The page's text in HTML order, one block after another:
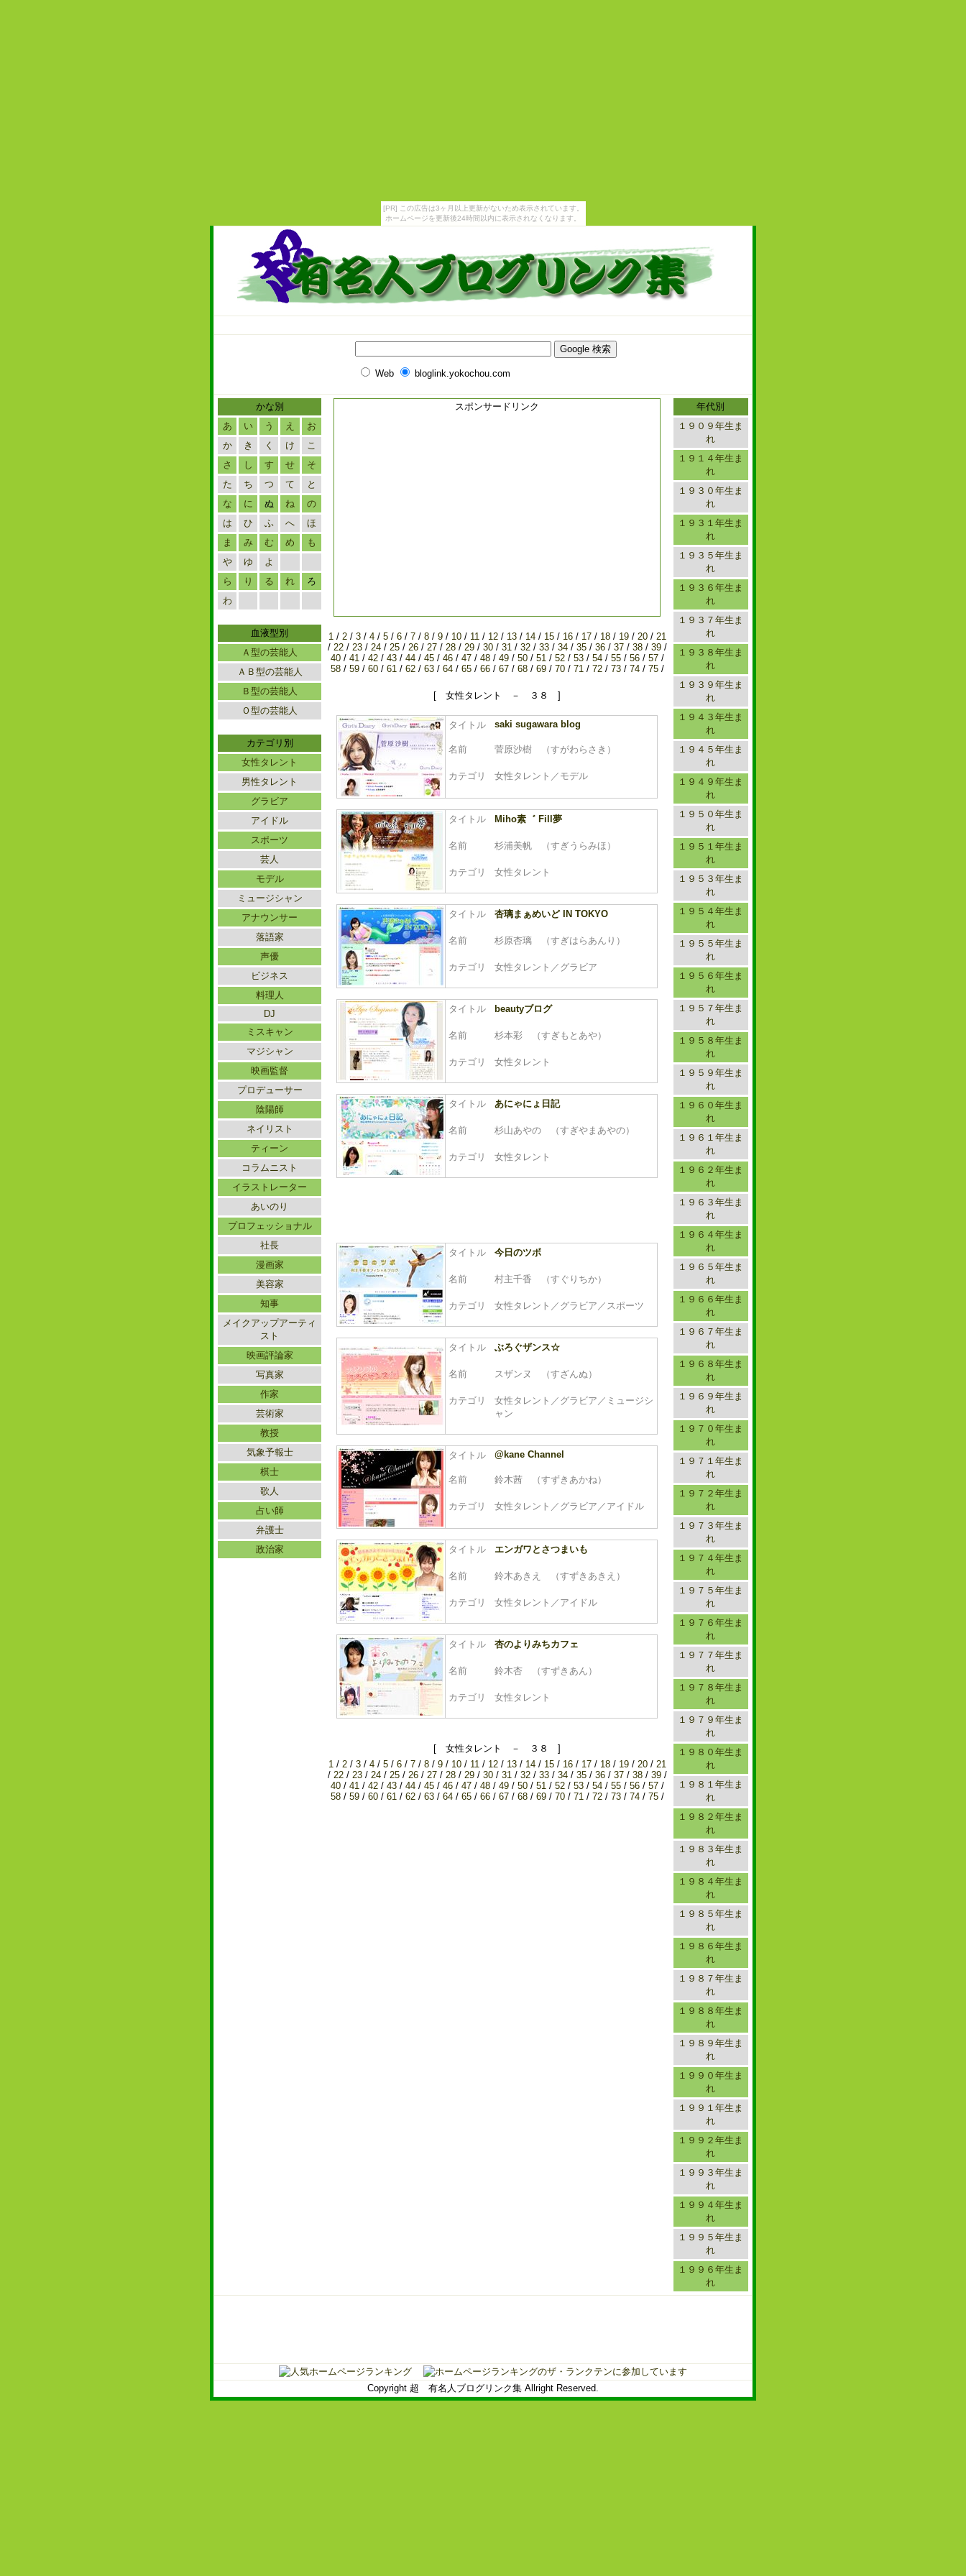
[PR] この広告は3ヶ月以上更新がないため表示されています。
ホームページを更新後24時間以内に表示されなくなります。
Web bloglink.yokochou.com
かな別
あ
い う え
お
か
き く け
こ
さ
し す せ
そ
た
ち つ て
と
な
に ぬ ね
の
は
ひ ふ へ
ほ
ま
み む め
も
や
ゆ
よ
ら
り る れ
ろ
わ
血液型別
Ａ型の芸能人
ＡＢ型の芸能人
Ｂ型の芸能人
Ｏ型の芸能人
カテゴリ別
女性タレント
男性タレント
グラビア
アイドル
スポーツ
芸人
モデル
ミュージシャン
アナウンサー
落語家
声優
ビジネス
料理人
DJ
ミスキャン
マジシャン
映画監督
プロデューサー
陰陽師
ネイリスト
ティーン
コラムニスト
イラストレーター
あいのり
プロフェッショナル
社長
漫画家
美容家
知事
メイクアップアーティ
スト
映画評論家
写真家
作家
芸術家
教授
気象予報士
棋士
歌人
占い師
弁護士
政治家
スポンサードリンク
1/ 2/ 3/ 4/ 5/ 6/ 7/ 8/ 9/ 10/ 11/ 12/ 13/ 14/ 15/ 16/ 17/ 18/ 19/ 20/ 21
/ 22/ 23/ 24/ 25/ 26/ 27/ 28/ 29/ 30/ 31/ 32/ 33/ 34/ 35/ 36/ 37/ 38/ 39/
40/ 41/ 42/ 43/ 44/ 45/ 46/ 47/ 48/ 49/ 50/ 51/ 52/ 53/ 54/ 55/ 56/ 57/
58/ 59/ 60/ 61/ 62/ 63/ 64/ 65/ 66/ 67/ 68/ 69/ 70/ 71/ 72/ 73/ 74/ 75/
[ 女性タレント － ３８ ]
タイトル saki sugawara blog
名前 菅原沙樹 （すがわらさき）
カテゴリ 女性タレント／モデル
タイトル Miho素゛ Fill夢
名前 杉浦美帆 （すぎうらみほ）
カテゴリ 女性タレント
タイトル 杏璃まぁめいど IN TOKYO
名前 杉原杏璃 （すぎはらあんり）
カテゴリ 女性タレント／グラビア
タイトル beautyブログ
名前 杉本彩 （すぎもとあや）
カテゴリ 女性タレント
タイトル あにゃにょ日記
名前 杉山あやの （すぎやまあやの）
カテゴリ 女性タレント
タイトル 今日のツボ
名前 村主千香 （すぐりちか）
カテゴリ 女性タレント／グラビア／スポーツ
タイトル ぶろぐザンス☆
名前 スザンヌ （すざんぬ）
カテゴリ
女性タレント／グラビア／ミュージシ
ャン
タイトル @kane Channel
名前 鈴木茜 （すずきあかね）
カテゴリ 女性タレント／グラビア／アイドル
タイトル エンガワとさつまいも
名前 鈴木あきえ （すずきあきえ）
カテゴリ 女性タレント／アイドル
タイトル 杏のよりみちカフェ
名前 鈴木杏 （すずきあん）
カテゴリ 女性タレント
[ 女性タレント － ３８ ]
1/ 2/ 3/ 4/ 5/ 6/ 7/ 8/ 9/ 10/ 11/ 12/ 13/ 14/ 15/ 16/ 17/ 18/ 19/ 20/ 21
/ 22/ 23/ 24/ 25/ 26/ 27/ 28/ 29/ 30/ 31/ 32/ 33/ 34/ 35/ 36/ 37/ 38/ 39/
40/ 41/ 42/ 43/ 44/ 45/ 46/ 47/ 48/ 49/ 50/ 51/ 52/ 53/ 54/ 55/ 56/ 57/
58/ 59/ 60/ 61/ 62/ 63/ 64/ 65/ 66/ 67/ 68/ 69/ 70/ 71/ 72/ 73/ 74/ 75/
年代別
１９０９年生ま
れ
１９１４年生ま
れ
１９３０年生ま
れ
１９３１年生ま
れ
１９３５年生ま
れ
１９３６年生ま
れ
１９３７年生ま
れ
１９３８年生ま
れ
１９３９年生ま
れ
１９４３年生ま
れ
１９４５年生ま
れ
１９４９年生ま
れ
１９５０年生ま
れ
１９５１年生ま
れ
１９５３年生ま
れ
１９５４年生ま
れ
１９５５年生ま
れ
１９５６年生ま
れ
１９５７年生ま
れ
１９５８年生ま
れ
１９５９年生ま
れ
１９６０年生ま
れ
１９６１年生ま
れ
１９６２年生ま
れ
１９６３年生ま
れ
１９６４年生ま
れ
１９６５年生ま
れ
１９６６年生ま
れ
１９６７年生ま
れ
１９６８年生ま
れ
１９６９年生ま
れ
１９７０年生ま
れ
１９７１年生ま
れ
１９７２年生ま
れ
１９７３年生ま
れ
１９７４年生ま
れ
１９７５年生ま
れ
１９７６年生ま
れ
１９７７年生ま
れ
１９７８年生ま
れ
１９７９年生ま
れ
１９８０年生ま
れ
１９８１年生ま
れ
１９８２年生ま
れ
１９８３年生ま
れ
１９８４年生ま
れ
１９８５年生ま
れ
１９８６年生ま
れ
１９８７年生ま
れ
１９８８年生ま
れ
１９８９年生ま
れ
１９９０年生ま
れ
１９９１年生ま
れ
１９９２年生ま
れ
１９９３年生ま
れ
１９９４年生ま
れ
１９９５年生ま
れ
１９９６年生ま
れ
Copyright 超 有名人ブログリンク集 Allright Reserved.